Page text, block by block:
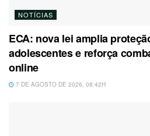
NOTÍCIAS
ECA: nova lei amplia
adolescentes e reforça
online
7 DE AGOSTO DE 2026, 08:42H